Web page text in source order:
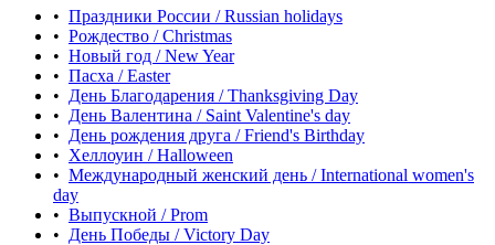
• Праздники России / Russian holidays
• Рождество / Christmas
• Новый год / New Year
• Пасха / Easter
• День Благодарения / Thanksgiving Day
• День Валентина / Saint Valentine's day
• День рождения друга / Friend's Birthday
• Хеллоуин / Halloween
• Международный женский день / International women's
day
• Выпускной / Prom
• День Победы / Victory Day